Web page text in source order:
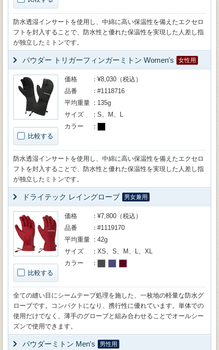
防水透湿インサートを使用し、中綿に高い保温性を備えたエクセロ
フトを封入することで、防水性と優れた保温性を実現した人差し指
が独立したミトンです。
パウダー トリガーフィンガーミトン Women's 女性用
比較する
価格
¥8,030（税込）
品番
#1118716
平均重量
135g
サイズ
S、M、L
カラー
防水透湿インサートを使用し、中綿に高い保温性を備えたエクセロ
フトを封入することで、防水性と優れた保温性を実現した人差し指
が独立したミトンです。
ドライテック レイングローブ 男女兼用
比較する
価格
¥7,800（税込）
品番
#1119170
平均重量
42g
サイズ
XS、S、M、L、XL
カラー
全ての縫い目にシームテープ処理を施した、一枚地の軽量な防水グ
ローブです。コンパクトになり、携行性に優れています。単体での
使用だけでなく、薄手のグローブと組み合わせることでオールシー
ズンで使用できます。
パウダーミトン Men's 男性用